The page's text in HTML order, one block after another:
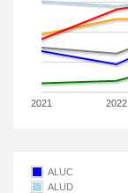
2021 2022
ALUC
ALUD